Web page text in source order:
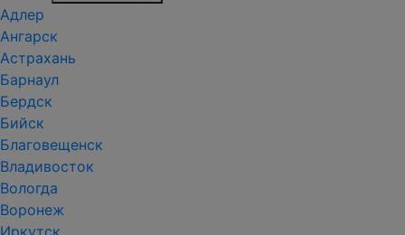
Адлер
Ангарск
Астрахань
Барнаул
Бердск
Бийск
Благовещенск
Владивосток
Вологда
Воронеж
Иркутск